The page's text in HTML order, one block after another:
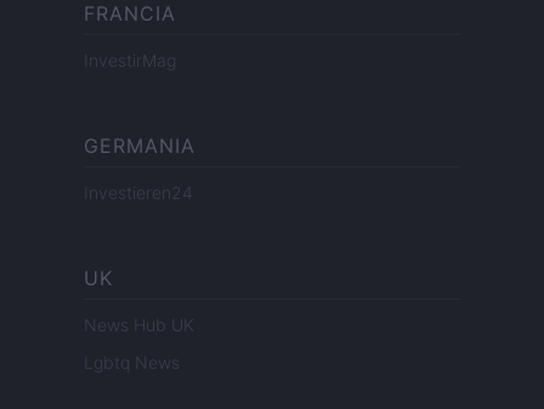
FRANCIA
InvestirMag
GERMANIA
Investieren24
UK
News Hub UK
Lgbtq News